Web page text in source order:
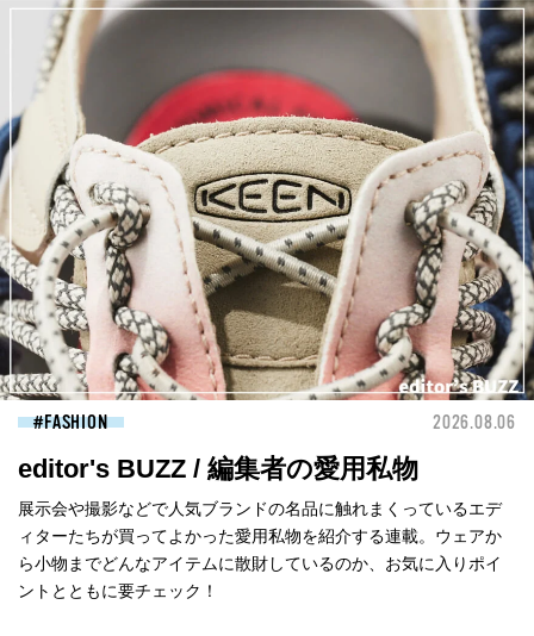
FASHION 2026.08.06
editor's BUZZ / 編集者の愛用私物
展示会や撮影などで人気ブランドの名品に触れまくっているエデ
ィターたちが買ってよかった愛用私物を紹介する連載。ウェアか
ら小物までどんなアイテムに散財しているのか、お気に入りポイ
ントとともに要チェック！